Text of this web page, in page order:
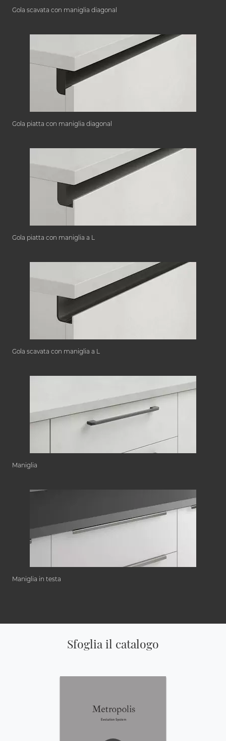
Gola scavata con maniglia diagonal
Gola piatta con maniglia diagonal
Gola piatta con maniglia a L
Gola scavata con maniglia a L
Maniglia
Maniglia in testa
Sfoglia il catalogo